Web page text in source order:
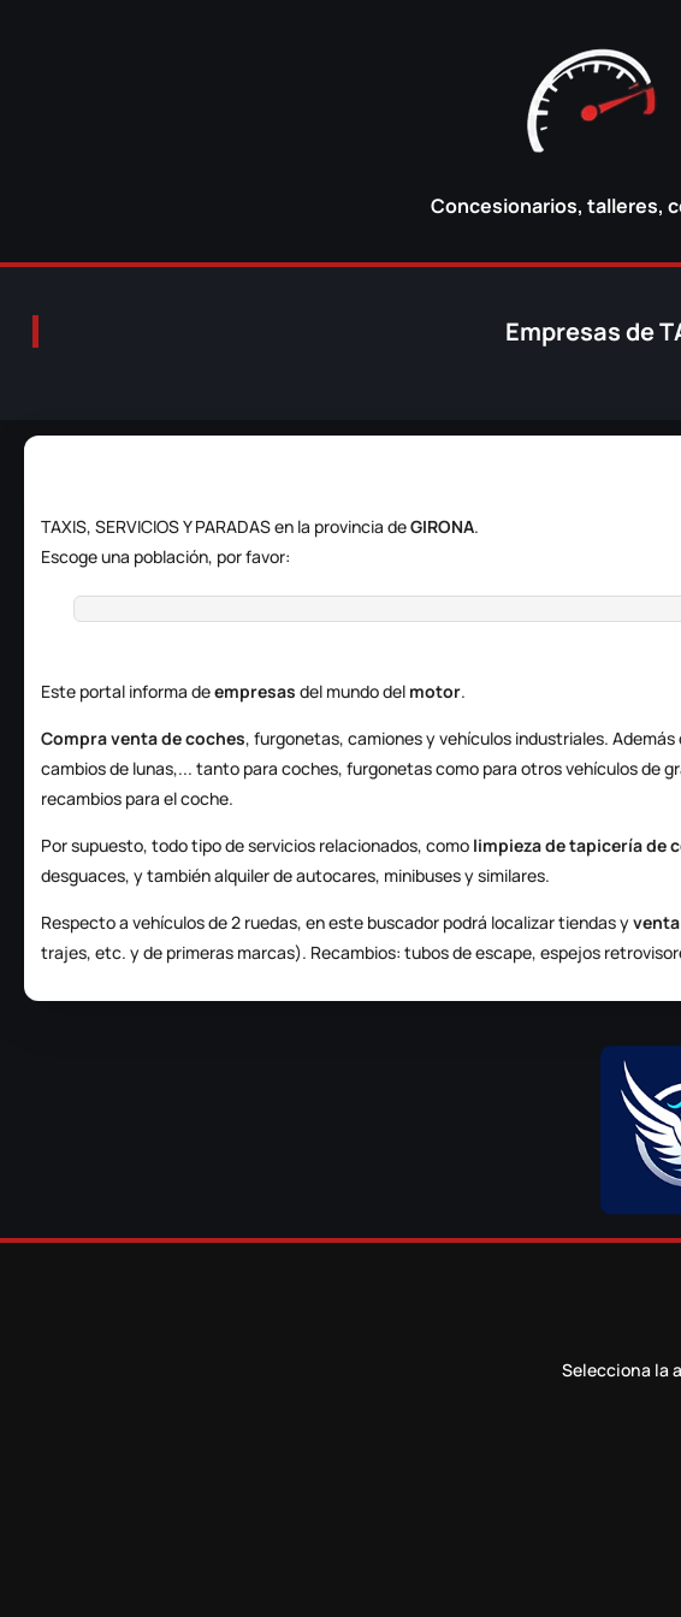
Concesionarios, talleres,
Empresas de
TAXIS, SERVICIOS Y PARADAS en la provincia deGIRONA.
Escoge una población, por favor:
Este portal informa deempresas del mundo del motor.
Compra venta de coches, furgonetas, camiones y vehículos industriales. Además
cambios de lunas,... tanto para coches, furgonetas como para otros vehículos de
recambios para el coche.
Por supuesto, todo tipo de servicios relacionados, como limpieza de tapicería de
desguaces, y también alquiler de autocares, minibuses y similares.
Respecto a vehículos de 2 ruedas, en este buscador podrá localizar tiendas y
trajes, etc. y de primeras marcas). Recambios: tubos de escape, espejos
Selecciona la